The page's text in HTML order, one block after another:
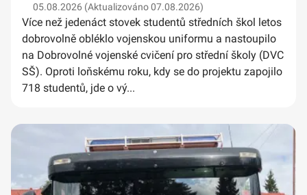
05.08.2026 (Aktualizováno 07.08.2026)
Více než jedenáct stovek studentů středních škol letos
dobrovolně obléklo vojenskou uniformu a nastoupilo
na Dobrovolné vojenské cvičení pro střední školy (DVC
SŠ). Oproti loňskému roku, kdy se do projektu zapojilo
718 studentů, jde o vý...